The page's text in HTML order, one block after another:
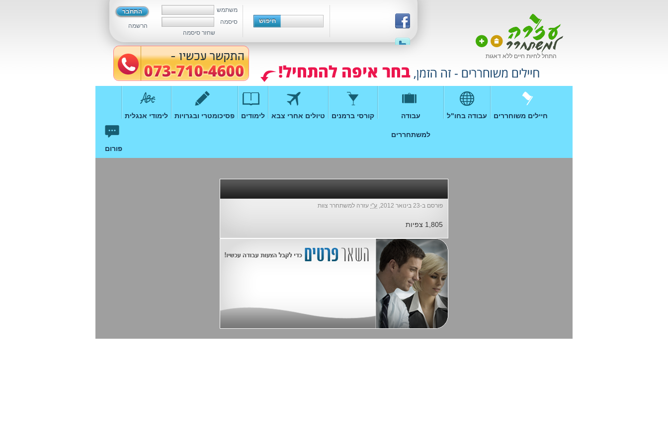
התחל לחיות חיים ללא דאגות
הרשמה
משתמש
סיסמה
שחזר סיסמה
חיילים משוחררים עבודה בחו"ל עבודה
למשתחררים
קורסי ברמנים טיולים אחרי צבא לימודים פסיכומטרי ובגרויות לימודי אנגלית
פורום
פורסם ב-23 בינואר 2012, ע"י עזרה למשתחרר צוות
1,805 צפיות